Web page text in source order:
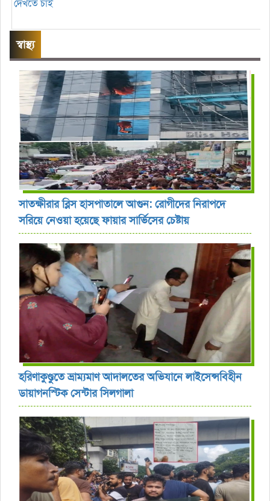
দেখতে চাই
স্বাস্থ্য
সাতক্ষীরার ব্লিস হাসপাতালে আগুন: রোগীদের নিরাপদে
সরিয়ে নেওয়া হয়েছে ফায়ার সার্ভিসের চেষ্টায়
হরিণাকুণ্ডুতে ভ্রাম্যমাণ আদালতের অভিযানে লাইসেন্সবিহীন
ডায়াগনস্টিক সেন্টার সিলগালা